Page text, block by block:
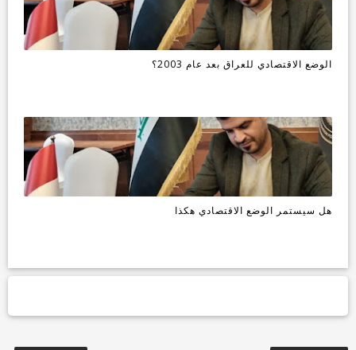
الوضع الاقتصادي للعراق بعد عام 2003؟
هل سيستمر الوضع الاقتصادي هكذا